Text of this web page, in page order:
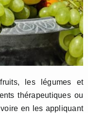
les légumes et
thérapeutiques ou
en les appliquant